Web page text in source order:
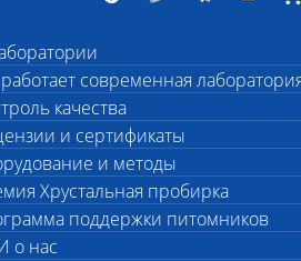
БИО
лаборатория
работает современная
качества
и сертификаты
и методы
Хрустальная пробирка
поддержки питомников
о нас